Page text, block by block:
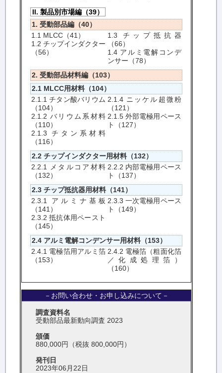
II. 製品別市場編（39）
1. 受動部品編（40）
1.1 MLCC（41）
1.2 チップインダクター
（56）
1.3 チップ抵抗器
（66）
1.4 アルミ電解コンデ
ンサー（78）
2. 受動部品材料編（103）
2.1 MLCC用材料（104）
2.1.1 チタン酸バリウム
（104）
2.1.2 バリウム系材料
（110）
2.1.3 チタン系材料
（116）
2.1.4 ニッケル超微粉
（121）
2.1.5 外部電極用ペース
ト（127）
2.2 チップインダクター用材料（132）
2.2.1 メタルコア材料
（132）
2.2.2 内部電極用ペース
ト（137）
2.3 チップ抵抗器用材料（141）
2.3.1 アルミナ基板
（141）
2.3.2 抵抗体用ペースト
（145）
2.3.3 一次電極用ペース
ト（149）
2.4 アルミ電解コンデンサー用材料（153）
2.4.1 電極箔用アルミ箔
（153）
2.4.2 電極箔（粗面化箔
／化成処理箔）
（160）
－お問い合わせ・お申し込みについて－
調査資料名
受動部品最新動向調査 2023
頒価
880,000円（税抜 800,000円）
発刊日
2023年06月22日